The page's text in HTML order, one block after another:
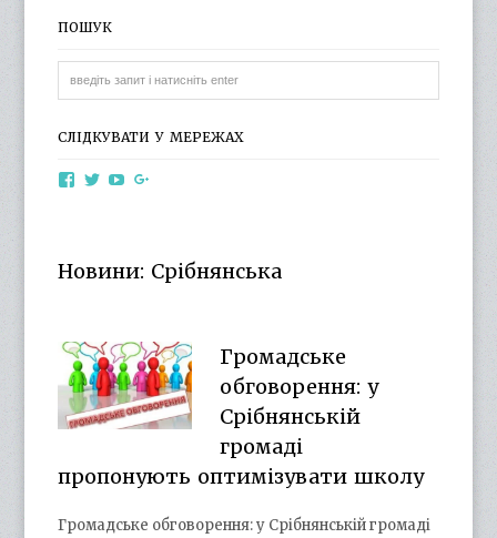
ПОШУК
СЛІДКУВАТИ У МЕРЕЖАХ
ViewViewView
YouTube
Новини: Срібнянська
Громадське
обговорення: у
Срібнянській
громаді
пропонують оптимізувати школу
Громадське обговорення: у Срібнянській громаді